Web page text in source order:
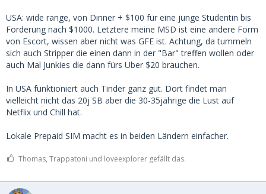
USA: wide range, von Dinner + $100 für eine junge Studentin bis
Forderung nach $1000. Letztere meine MSD ist eine andere Form
von Escort, wissen aber nicht was GFE ist. Achtung, da tummeln
sich auch Stripper die einen dann in der "Bar" treffen wollen oder
auch Mal Junkies die dann fürs Uber $20 brauchen.
In USA funktioniert auch Tinder ganz gut. Dort findet man
vielleicht nicht das 20j SB aber die 30-35jährige die Lust auf
Netflix und Chill hat.
Lokale Prepaid SIM macht es in beiden Ländern einfacher.
Thomas, Trappatoni und loveexplorer gefällt das.